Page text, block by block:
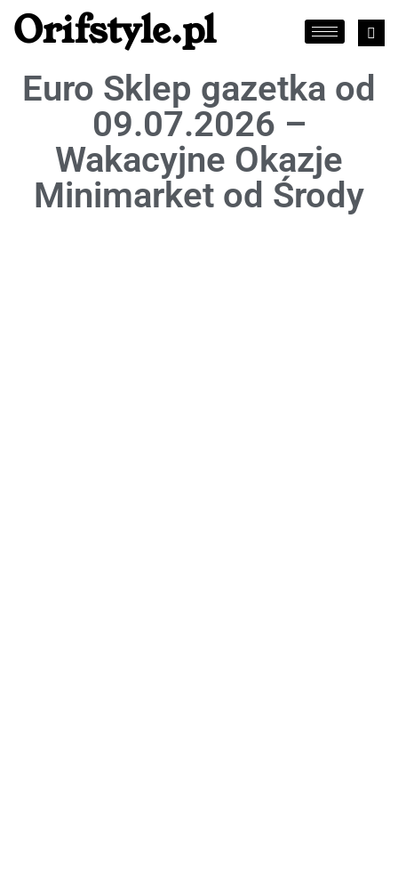
Orifstyle.pl
Euro Sklep gazetka od
09.07.2026 –
Wakacyjne Okazje
Minimarket od Środy